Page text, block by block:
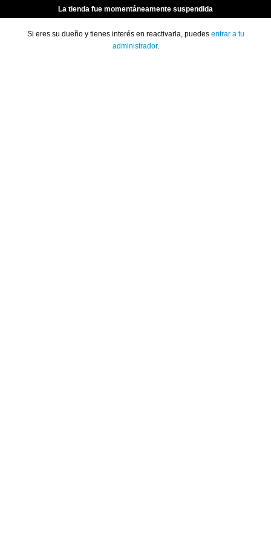
La tienda fue momentáneamente suspendida
Si eres su dueño y tienes interés en reactivarla, puedes entrar a tu
administrador.